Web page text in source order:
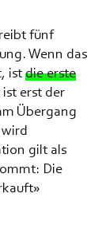
fünf
Wenn das
ist die erste
ist erst der
Übergang
gilt als
Die